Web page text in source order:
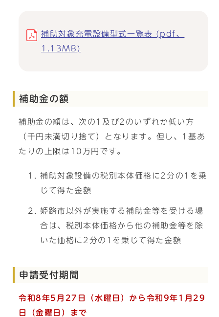
補助対象充電設備型式一覧表 (pdf、
1.13MB)
補助金の額
補助金の額は、次の1及び2のいずれか低い方
（千円未満切り捨て）となります。但し、1基あ
たりの上限は10万円です。
補助対象設備の税別本体価格に2分の1を乗
じて得た金額
姫路市以外が実施する補助金等を受ける場
合は、税別本体価格から他の補助金等を除
いた価格に2分の1を乗じて得た金額
申請受付期間
令和8年5 月27日（水曜日）から令和9年1月29
日（金曜日）まで